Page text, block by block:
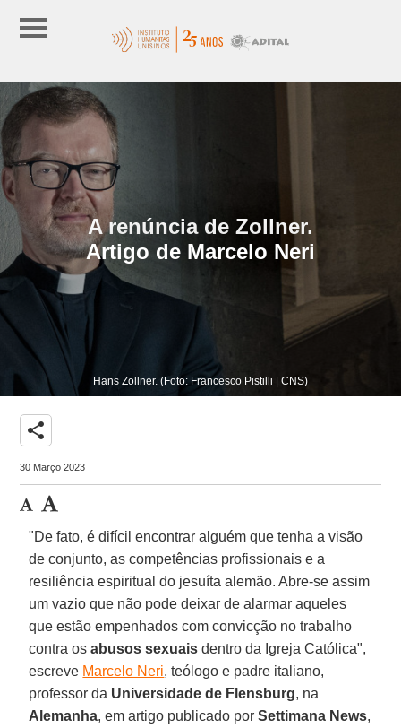
A renúncia de Zollner.
Artigo de Marcelo Neri
Hans Zollner. (Foto: Francesco Pistilli | CNS)
share
30 Março 2023
"De fato, é difícil encontrar alguém que tenha a visão
de conjunto, as competências profissionais e a
resiliência espiritual do jesuíta alemão. Abre-se assim
um vazio que não pode deixar de alarmar aqueles
que estão empenhados com convicção no trabalho
contra osabusos sexuais dentro da Igreja Católica",
escreve Marcelo Neri, teólogo e padre italiano,
professor da Universidade de Flensburg, na
Alemanha, em artigo publicado porSettimana News,